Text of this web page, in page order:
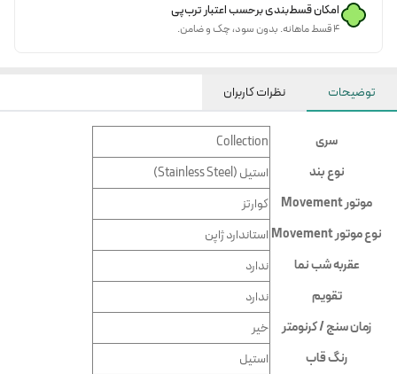
امکان قسط‌بندی برحسب اعتبار ترب‌پی
۴ قسط ماهانه. بدون سود، چک و ضامن.
توضیحات نظرات کاربران
سری
Collection
نوع بند
استیل (Stainless Steel)
موتور Movement
کوارتز
نوع موتور Movement
استاندارد ژاپن
عقربه شب نما
ندارد
تقویم
ندارد
زمان سنج / کرنومتر
خیر
رنگ قاب
استیل